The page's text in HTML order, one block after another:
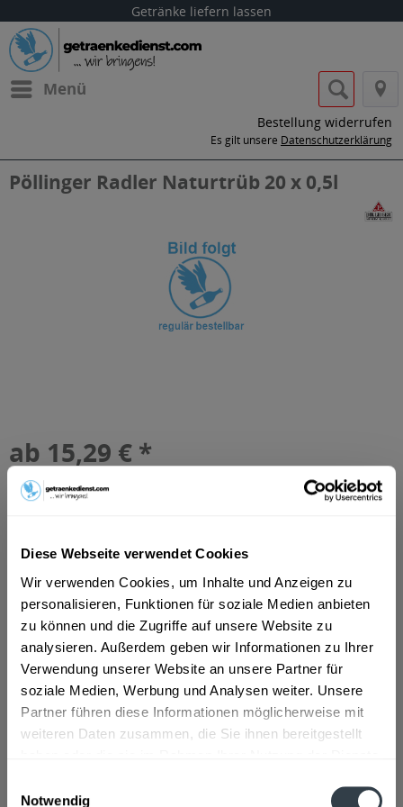
Diese Webseite verwendet Cookies
Wir verwenden Cookies, um Inhalte und Anzeigen zu
personalisieren, Funktionen für soziale Medien anbieten
zu können und die Zugriffe auf unsere Website zu
analysieren. Außerdem geben wir Informationen zu Ihrer
Verwendung unserer Website an unsere Partner für
soziale Medien, Werbung und Analysen weiter. Unsere
Partner führen diese Informationen möglicherweise mit
weiteren Daten zusammen, die Sie ihnen bereitgestellt
Notwendig
Getränke liefern lassen
Menü
Bestellung widerrufen
Es gilt unsere Datenschutzerklärung
Pöllinger Radler Naturtrüb 20 x 0,5l
ab 15,29 € *
Inhalt:
inkl. MwSt.ggf. zzgl. Erschwerniszuschlag
+3,10 € Pfand
In denWarenkorb
Artikel-Nr.:
31447
Verfügbar in:
Beschreibung
mehr
Flaschengröße: